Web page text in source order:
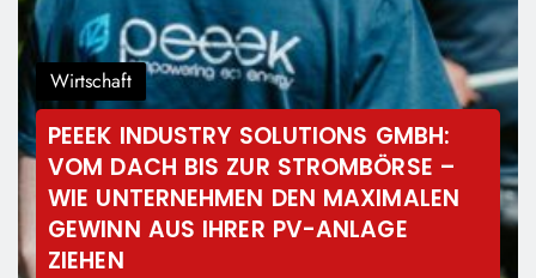
Wirtschaft
PEEEK INDUSTRY SOLUTIONS GMBH:
VOM DACH BIS ZUR STROMBÖRSE –
WIE UNTERNEHMEN DEN MAXIMALEN
GEWINN AUS IHRER PV-ANLAGE
ZIEHEN